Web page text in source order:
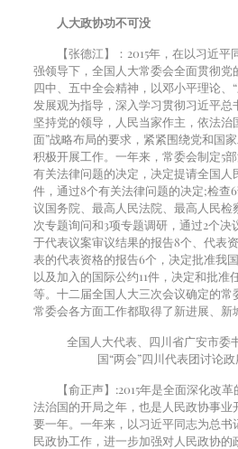
人大政协功不可没
【张德江】： 2015年，在以习近平
强领导下，全国人大常委会全面贯彻党
四中、五中全会精神，以邓小平理论、
发展观为指导，深入学习贯彻习近平总
坚持党的领导，人民当家作主，依法治
面”战略布局的要求，紧紧围绕党和国
积极开展工作。一年来，常委会制定5
有关法律问题的决定，决定提请全国人
件，通过8个有关法律问题的决定;检查6
议国务院、最高人民法院、最高人民检
次专题询问和3项专题调研，通过2个决
于代表议案审议结果的报告8个、代表
表的代表资格的报告6个，决定批准我
以及加入的国际公约11件，决定和批准
等。十二届全国人大三次会议确定的常
常委会各方面工作都取得了新进展、新
全国人大代表、四川省广安市委
国“两会”四川代表团讨论政
【俞正声】 :2015年是全面深化改革
法治国的开局之年，也是人民政协事业
要一年。一年来，以习近平同志为总书
民政协工作，进一步加强对人民政协的